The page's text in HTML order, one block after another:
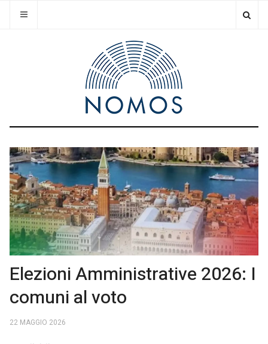
Elezioni Amministrative 2026: I
comuni al voto
22 MAGGIO 2026